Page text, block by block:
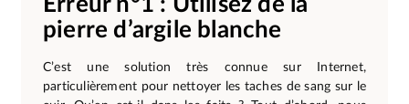
pierre d’argile blanche
C’est une solution très connue sur Internet,
particulièrement pour nettoyer les taches de sang sur le